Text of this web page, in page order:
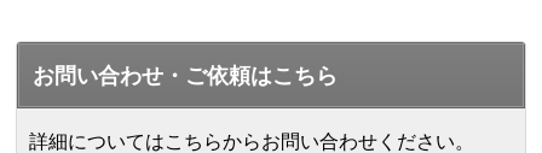
お問い合わせ・ご依頼はこちら
詳細についてはこちらからお問い合わせください。